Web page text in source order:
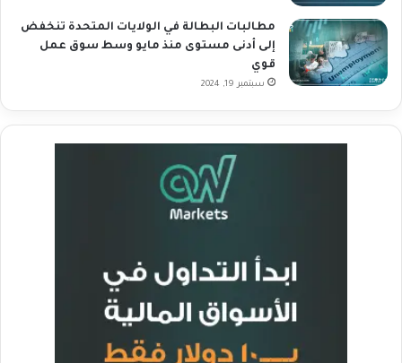
مطالبات البطالة في الولايات المتحدة تنخفض
إلى أدنى مستوى منذ مايو وسط سوق عمل
قوي
سبتمبر 19, 2024